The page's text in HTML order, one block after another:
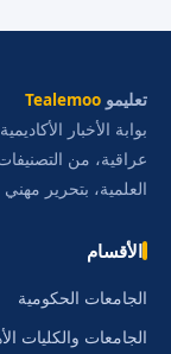
تعليمو Tealemoo
عراقية، من
العلمية، بتحرير مهني
الأقسام
الجامعات الحكومية
الجامعات والكليات